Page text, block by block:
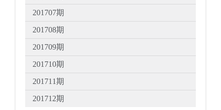
201707期
201708期
201709期
201710期
201711期
201712期